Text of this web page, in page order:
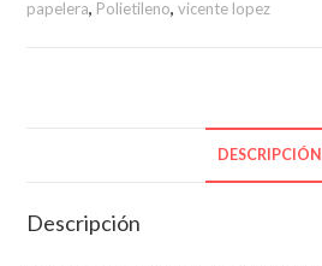
cantidad
papelera, Polietileno,vicente lopez
DESCRIPCIÓN
Descripción